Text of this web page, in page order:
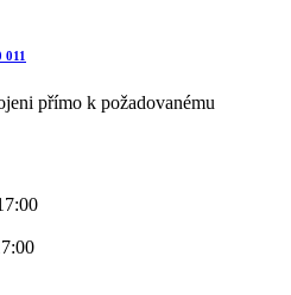
011
přímo k požadovanému